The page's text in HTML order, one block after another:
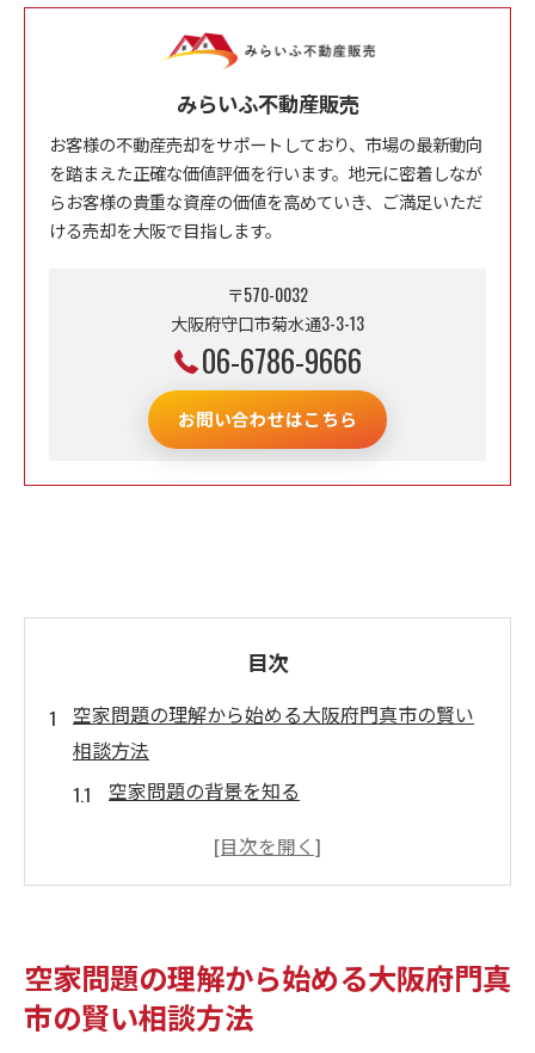
みらいふ不動産販売
お客様の不動産売却をサポートしており、市場の最新動向
を踏まえた正確な価値評価を行います。地元に密着しなが
らお客様の貴重な資産の価値を高めていき、ご満足いただ
ける売却を大阪で目指します。
〒570-0032
大阪府守口市菊水通3-3-13
06-6786-9666
お問い合わせはこちら
目次
空家問題の理解から始める大阪府門真市の賢い
相談方法
空家問題の背景を知る
門真市の空家事情を把握する
空家の現状を正しく評価する方法
空家の活用法を探る大阪府門真市での具体的ア
空家問題の理解から始める大阪府門真
市の賢い相談方法